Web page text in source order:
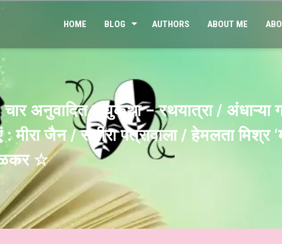
HOME BLOG AUTHORS ABOUT ME
चार अनुवादित लघुकथा – रथयात्रा /
मीरा जैन / समीरा पत्रावाला / हेमलता मिश्र
☆